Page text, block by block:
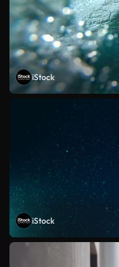
iStock
iStock